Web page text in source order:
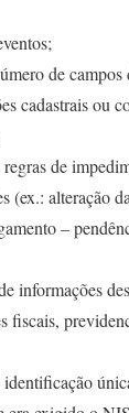
de
cadastrais ou
de
(ex.: alteração
–
informações
fiscais,